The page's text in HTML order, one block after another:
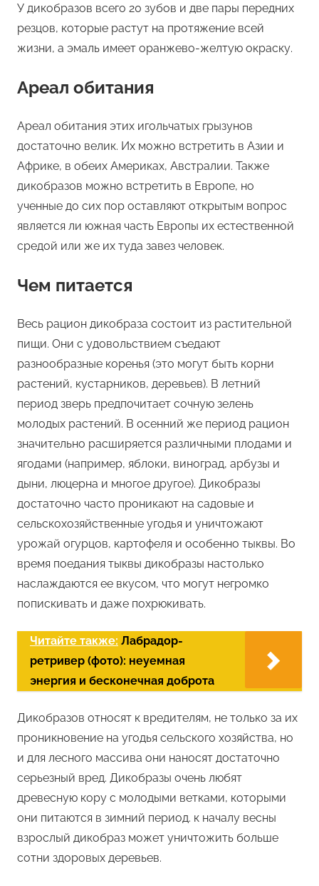
У дикобразов всего 20 зубов и две пары передних
резцов, которые растут на протяжение всей
жизни, а эмаль имеет оранжево-желтую окраску.
Ареал обитания
Ареал обитания этих игольчатых грызунов
достаточно велик. Их можно встретить в Азии и
Африке, в обеих Америках, Австралии. Также
дикобразов можно встретить в Европе, но
ученные до сих пор оставляют открытым вопрос
является ли южная часть Европы их естественной
средой или же их туда завез человек.
Чем питается
Весь рацион дикобраза состоит из растительной
пищи. Они с удовольствием съедают
разнообразные коренья (это могут быть корни
растений, кустарников, деревьев). В летний
период зверь предпочитает сочную зелень
молодых растений. В осенний же период рацион
значительно расширяется различными плодами и
ягодами (например, яблоки, виноград, арбузы и
дыни, люцерна и многое другое). Дикобразы
достаточно часто проникают на садовые и
сельскохозяйственные угодья и уничтожают
урожай огурцов, картофеля и особенно тыквы. Во
время поедания тыквы дикобразы настолько
наслаждаются ее вкусом, что могут негромко
попискивать и даже похрюкивать.
Читайте также: Лабрадор-
ретривер (фото): неуемная
энергия и бесконечная доброта
Дикобразов относят к вредителям, не только за их
проникновение на угодья сельского хозяйства, но
и для лесного массива они наносят достаточно
серьезный вред. Дикобразы очень любят
древесную кору с молодыми ветками, которыми
они питаются в зимний период. к началу весны
взрослый дикобраз может уничтожить больше
сотни здоровых деревьев.